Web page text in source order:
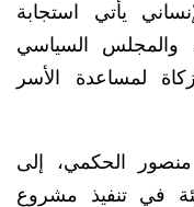
يأتي استجابة
والمجلس السياسي
لمساعدة الأسر
منصور الحكمي، إلى
في تنفيذ مشروع